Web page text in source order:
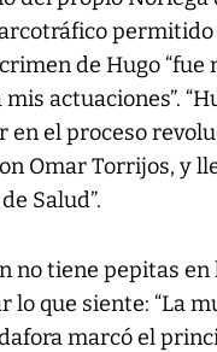
permitido
de Hugo
actuaciones”.
en el proceso
Omar Torrijos, y
Salud”.
no tiene pepitas en
lo que siente: “La
marcó el